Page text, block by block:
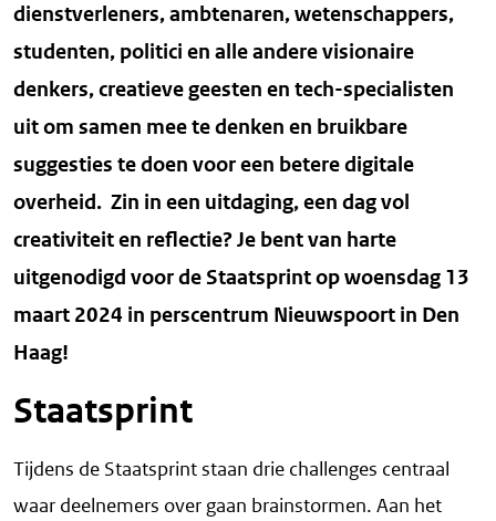
dienstverleners, ambtenaren, wetenschappers,
studenten, politici en alle andere visionaire
denkers, creatieve geesten en tech-specialisten
uit om samen mee te denken en bruikbare
suggesties te doen voor een betere digitale
overheid. Zin in een uitdaging, een dag vol
creativiteit en reflectie? Je bent van harte
uitgenodigd voor de Staatsprint op woensdag 13
maart 2024 in perscentrum Nieuwspoort in Den
Haag!
Staatsprint
Tijdens de Staatsprint staan drie challenges centraal
waar deelnemers over gaan brainstormen. Aan het